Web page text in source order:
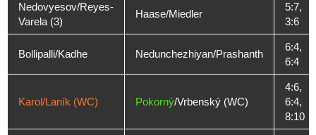
Nedovyesov/Reyes-
Varela (3)
Haase/Miedler
5:7,
3:6
Bollipalli/Kadhe Nedunchezhiyan/Prashanth
6:4,
6:4
Karol/Laník (WC) Pokorný/Vrbenský (WC)
4:6,
6:4,
8:10